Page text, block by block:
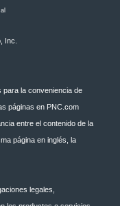
Inc.
para la conveniencia de
páginas en PNC.com
entre el contenido de la
página en inglés, la
legales,